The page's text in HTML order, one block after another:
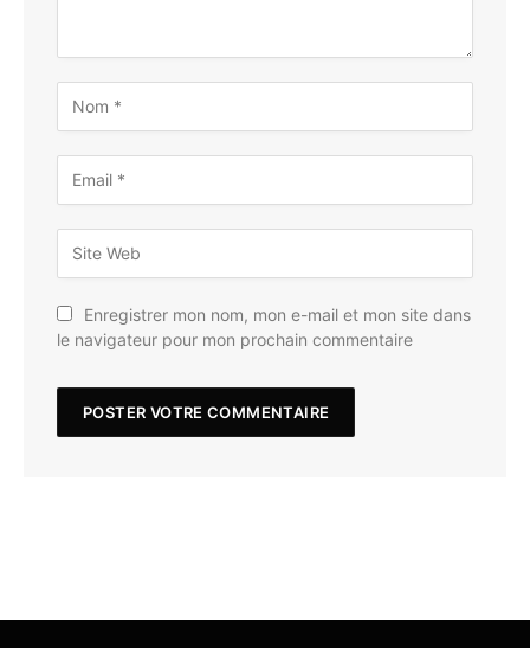
Enregistrer mon nom, mon e-mail et mon site dans
le navigateur pour mon prochain commentaire